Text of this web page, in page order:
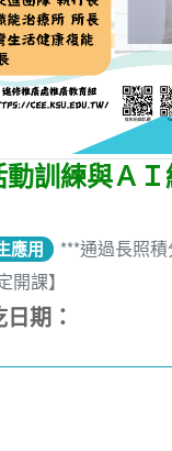
訓練與Ａ
應用
***通過長照
開課】
期：